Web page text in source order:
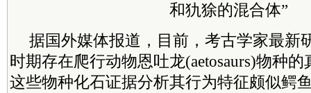
和犰狳的混合体”
据国外媒体报道，目前，考古学家最新
时期存在爬行动物恩吐龙(aetosaurs)物种
这些物种化石证据分析其行为特征颇似鳄